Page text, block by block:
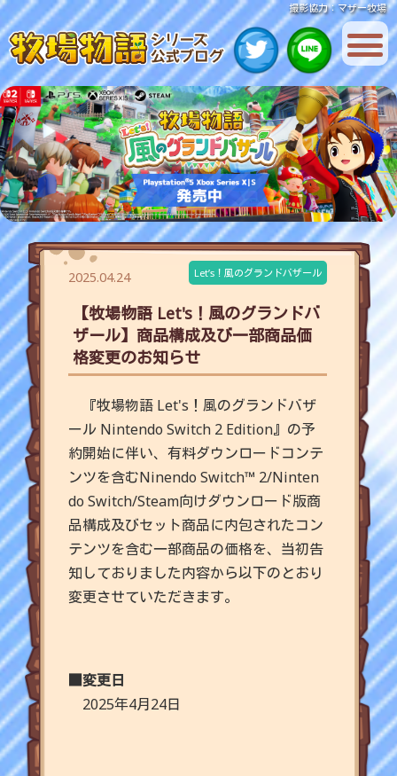
撮影協力：マザー牧場
2025.04.24 Let’s！風のグランドバザール
【牧場物語 Let's！風のグランドバ
ザール】商品構成及び一部商品価
格変更のお知らせ
『牧場物語 Let's！風のグランドバザ
ール Nintendo Switch 2 Edition』の予
約開始に伴い、有料ダウンロードコンテ
ンツを含むNinendo Switch™ 2/Ninten
do Switch/Steam向けダウンロード版商
品構成及びセット商品に内包されたコン
テンツを含む一部商品の価格を、当初告
知しておりました内容から以下のとおり
変更させていただきます。
■変更日
2025年4月24日